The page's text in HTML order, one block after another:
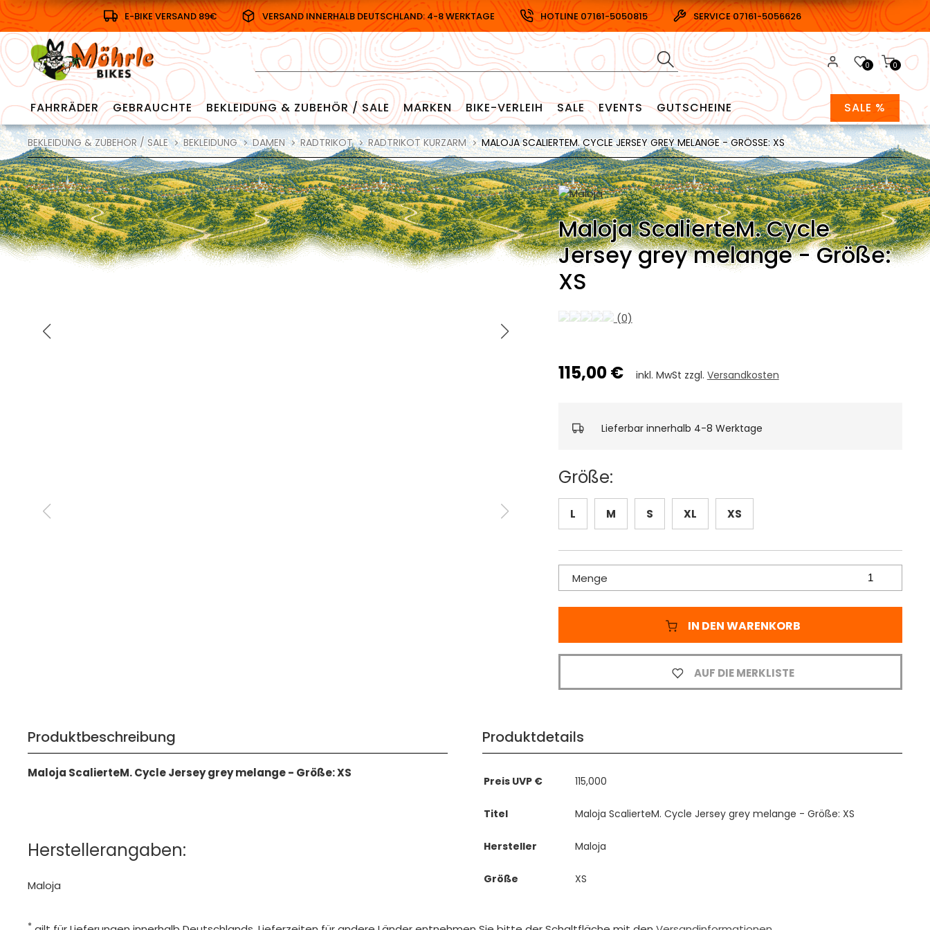
E-BIKE VERSAND 89€ VERSAND INNERHALB DEUTSCHLAND: 4-8 WERKTAGE HOTLINE 07161-5050815 SERVICE 07161-5056626
0
0
FAHRRÄDER GEBRAUCHTE BEKLEIDUNG & ZUBEHÖR / SALE MARKEN BIKE-VERLEIH SALE EVENTS GUTSCHEINE SALE %
BEKLEIDUNG & ZUBEHÖR / SALE BEKLEIDUNG DAMEN RADTRIKOT RADTRIKOT KURZARM MALOJA SCALIERTEM. CYCLE JERSEY GREY MELANGE - GRÖSSE: XS
Maloja ScalierteM. Cycle
Jersey grey melange - Größe:
XS
(0)
115,00 € inkl. MwSt zzgl. Versandkosten
Lieferbar innerhalb 4-8 Werktage
Größe:
L M S XL XS
Menge
IN DEN WARENKORB
AUF DIE MERKLISTE
Produktbeschreibung
Maloja ScalierteM. Cycle Jersey grey melange - Größe: XS
Herstellerangaben:
Maloja
Produktdetails
Preis UVP € 115,000
Titel Maloja ScalierteM. Cycle Jersey grey melange - Größe: XS
Hersteller Maloja
Größe XS
*